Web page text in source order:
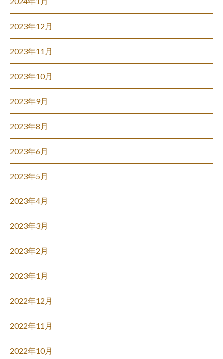
2023年12月
2023年11月
2023年10月
2023年9月
2023年8月
2023年6月
2023年5月
2023年4月
2023年3月
2023年2月
2023年1月
2022年12月
2022年11月
2022年10月